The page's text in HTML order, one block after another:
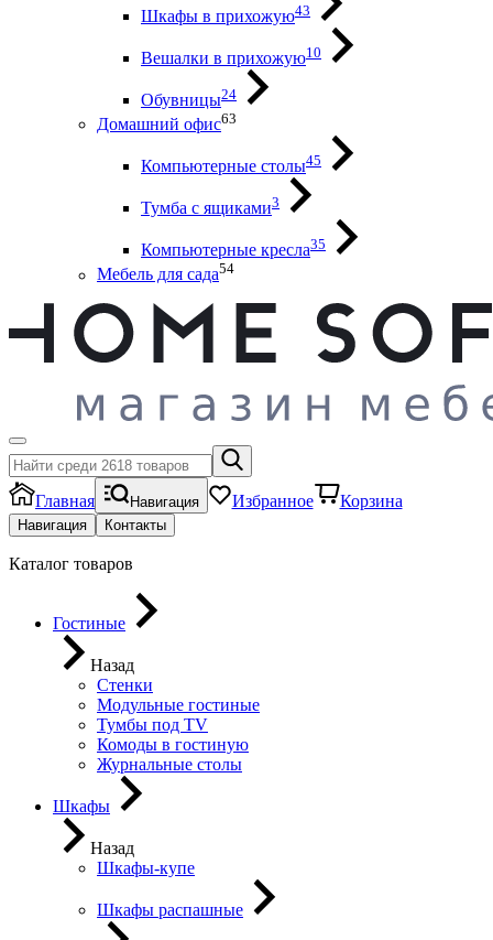
Шкафы в прихожую43
Вешалки в прихожую10
Обувницы24
Домашний офис63
Компьютерные столы45
Тумба с ящиками3
Компьютерные кресла35
Мебель для сада54
Главная Навигация Избранное Корзина
Навигация Контакты
Каталог товаров
Гостиные
Назад
Стенки
Модульные гостиные
Тумбы под ТV
Комоды в гостиную
Журнальные столы
Шкафы
Назад
Шкафы-купе
Шкафы распашные